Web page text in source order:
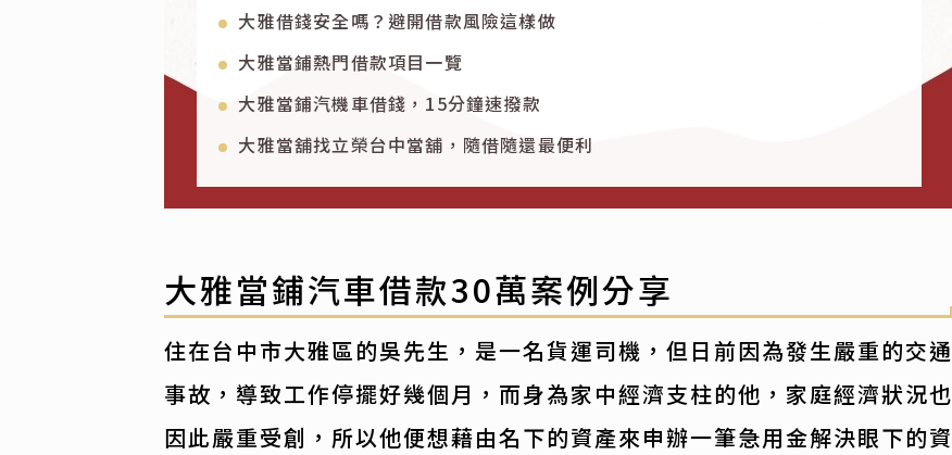
大雅借錢安全嗎？避開借款風險這樣做
大雅當鋪熱門借款項目一覽
大雅當鋪汽機車借錢，15分鐘速撥款
大雅當舖找立榮台中當舖，隨借隨還最便利
大雅當鋪汽車借款30萬案例分享
住在台中市大雅區的吳先生，是一名貨運司機，但日前因為發生嚴重的交通
事故，導致工作停擺好幾個月，而身為家中經濟支柱的他，家庭經濟狀況也
因此嚴重受創，所以他便想藉由名下的資產來申辦一筆急用金解決眼下的資